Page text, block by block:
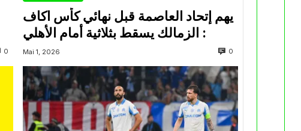
0
يهم إتحاد العاصمة قبل نهائي كأس اكاف
Mai 1, 2026 0